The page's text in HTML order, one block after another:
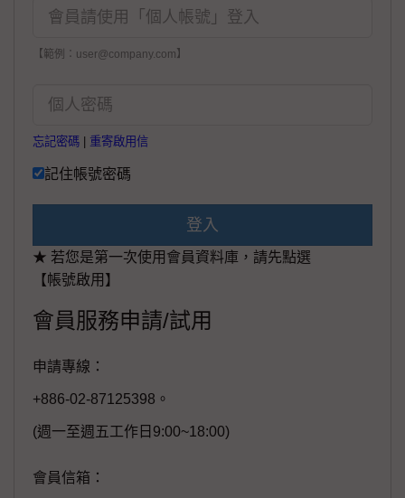
【範例：user@company.com】
忘記密碼 重寄啟用信
記住帳號密碼
登入
★ 若您是第一次使用會員資料庫，請先點選
【帳號啟用】
會員服務申請/試用
申請專線：
+886-02-87125398。
(週一至週五工作日9:00~18:00)
會員信箱：